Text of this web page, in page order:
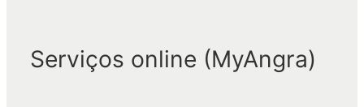
Serviços online (MyAngra)